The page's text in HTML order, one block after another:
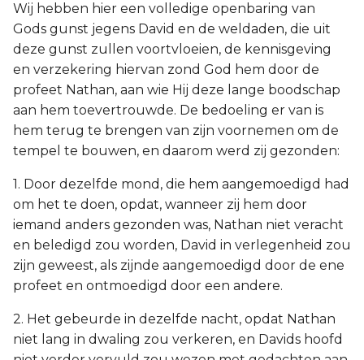
Wij hebben hier een volledige openbaring van
Gods gunst jegens David en de weldaden, die uit
deze gunst zullen voortvloeien, de kennisgeving
en verzekering hiervan zond God hem door de
profeet Nathan, aan wie Hij deze lange boodschap
aan hem toevertrouwde. De bedoeling er van is
hem terug te brengen van zijn voornemen om de
tempel te bouwen, en daarom werd zij gezonden:
1. Door dezelfde mond, die hem aangemoedigd had
om het te doen, opdat, wanneer zij hem door
iemand anders gezonden was, Nathan niet veracht
en beledigd zou worden, David in verlegenheid zou
zijn geweest, als zijnde aangemoedigd door de ene
profeet en ontmoedigd door een andere.
2. Het gebeurde in dezelfde nacht, opdat Nathan
niet lang in dwaling zou verkeren, en Davids hoofd